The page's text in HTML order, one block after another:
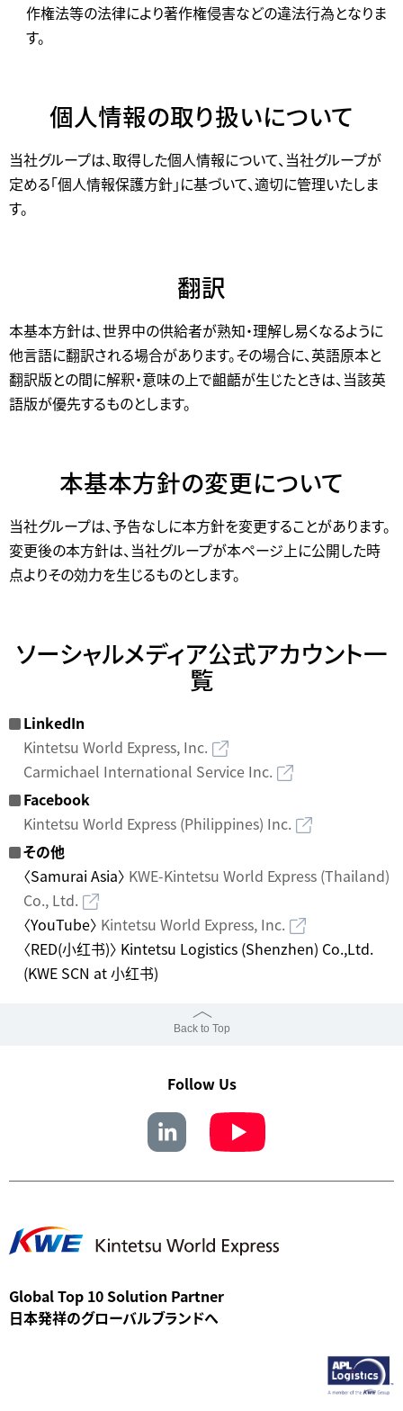
作権法等の法律により著作権侵害などの違法行為となりま
す。
個人情報の取り扱いについて
当社グループは、取得した個人情報について、当社グループが
定める「個人情報保護方針」に基づいて、適切に管理いたしま
す。
翻訳
本基本方針は、世界中の供給者が熟知・理解し易くなるように
他言語に翻訳される場合があります。その場合に、英語原本と
翻訳版との間に解釈・意味の上で齟齬が生じたときは、当該英
語版が優先するものとします。
本基本方針の変更について
当社グループは、予告なしに本方針を変更することがあります。
変更後の本方針は、当社グループが本ページ上に公開した時
点よりその効力を生じるものとします。
ソーシャルメディア公式アカウント一
覧
LinkedIn
Kintetsu World Express, Inc.
Carmichael International Service Inc.
Facebook
Kintetsu World Express (Philippines) Inc.
その他
〈Samurai Asia〉 KWE-Kintetsu World Express (Thailand)
Co., Ltd.
〈YouTube〉 Kintetsu World Express, Inc.
〈RED(小红书)〉 Kintetsu Logistics (Shenzhen) Co.,Ltd.
(KWE SCN at 小红书)
Back to Top
Follow Us
Global Top 10 Solution Partner
日本発祥のグローバルブランドへ